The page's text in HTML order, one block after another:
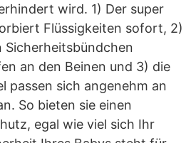
wird. 1) Der super
Flüssigkeiten sofort, 2)
an den Beinen und 3) die
passen sich angenehm an
So bieten sie einen
egal wie viel sich Ihr